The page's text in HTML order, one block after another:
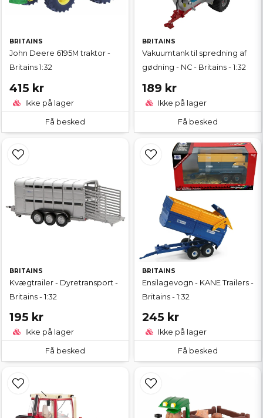
BRITAINS
John Deere 6195M traktor -
Britains 1:32
415 kr
Ikke på lager
Få besked
BRITAINS
Vakuumtank til spredning af
gødning - NC - Britains - 1:32
189 kr
Ikke på lager
Få besked
BRITAINS
Kvægtrailer - Dyretransport -
Britains - 1:32
195 kr
Ikke på lager
Få besked
BRITAINS
Ensilagevogn - KANE Trailers -
Britains - 1:32
245 kr
Ikke på lager
Få besked